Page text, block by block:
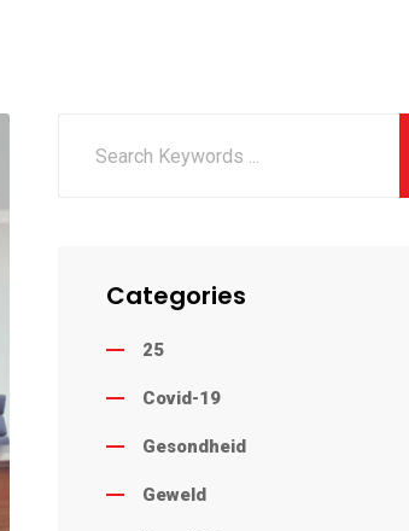
Categories
25
Covid-19
Gesondheid
Geweld